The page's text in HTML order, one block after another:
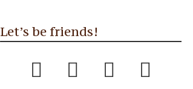
Let’s be friends!